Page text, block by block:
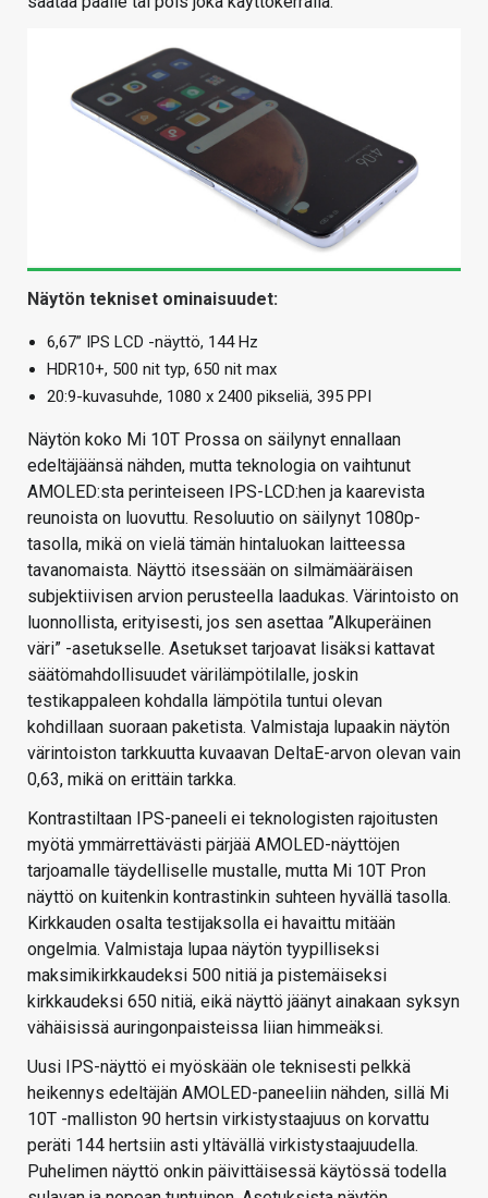
Näytön tekniset ominaisuudet:
6,67” IPS LCD -näyttö, 144 Hz
HDR10+, 500 nit typ, 650 nit max
20:9-kuvasuhde, 1080 x 2400 pikseliä, 395 PPI
Näytön koko Mi 10T Prossa on säilynyt ennallaan
edeltäjäänsä nähden, mutta teknologia on vaihtunut
AMOLED:sta perinteiseen IPS-LCD:hen ja kaarevista
reunoista on luovuttu. Resoluutio on säilynyt 1080p-
tasolla, mikä on vielä tämän hintaluokan laitteessa
tavanomaista. Näyttö itsessään on silmämääräisen
subjektiivisen arvion perusteella laadukas. Värintoisto on
luonnollista, erityisesti, jos sen asettaa ”Alkuperäinen
väri” -asetukselle. Asetukset tarjoavat lisäksi kattavat
säätömahdollisuudet värilämpötilalle, joskin
testikappaleen kohdalla lämpötila tuntui olevan
kohdillaan suoraan paketista. Valmistaja lupaakin näytön
värintoiston tarkkuutta kuvaavan DeltaE-arvon olevan vain
0,63, mikä on erittäin tarkka.
Kontrastiltaan IPS-paneeli ei teknologisten rajoitusten
myötä ymmärrettävästi pärjää AMOLED-näyttöjen
tarjoamalle täydelliselle mustalle, mutta Mi 10T Pron
näyttö on kuitenkin kontrastinkin suhteen hyvällä tasolla.
Kirkkauden osalta testijaksolla ei havaittu mitään
ongelmia. Valmistaja lupaa näytön tyypilliseksi
maksimikirkkaudeksi 500 nitiä ja pistemäiseksi
kirkkaudeksi 650 nitiä, eikä näyttö jäänyt ainakaan syksyn
vähäisissä auringonpaisteissa liian himmeäksi.
Uusi IPS-näyttö ei myöskään ole teknisesti pelkkä
heikennys edeltäjän AMOLED-paneeliin nähden, sillä Mi
10T -malliston 90 hertsin virkistystaajuus on korvattu
peräti 144 hertsiin asti yltävällä virkistystaajuudella.
Puhelimen näyttö onkin päivittäisessä käytössä todella